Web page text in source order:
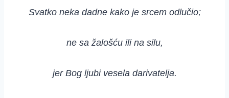
Svatko neka dadne kako je srcem odlučio;
ne sa žalošću ili na silu,
jer Bog ljubi vesela darivatelja.